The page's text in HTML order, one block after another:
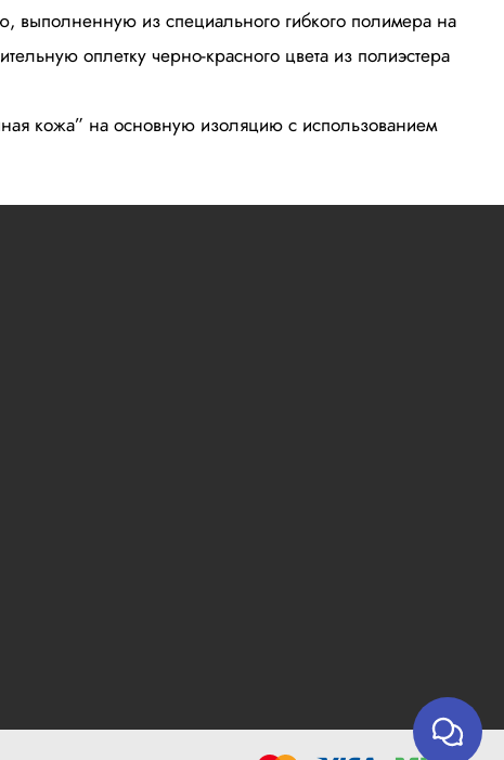
выполненную из специального гибкого полимера на
оплетку черно-красного цвета из полиэстера
кожа” на основную изоляцию с использованием